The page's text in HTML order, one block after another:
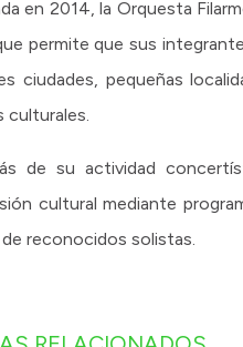
en 2014, la Orquesta
permite que sus
ciudades, pequeñas
culturales.
de su actividad
cultural mediante
reconocidos solistas.